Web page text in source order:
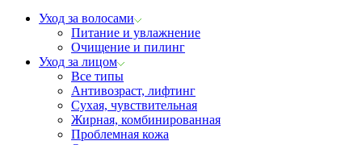
Уход за волосами
Питание и увлажнение
Очищение и пилинг
Уход за лицом
Все типы
Антивозраст, лифтинг
Сухая, чувствительная
Жирная, комбинированная
Проблемная кожа